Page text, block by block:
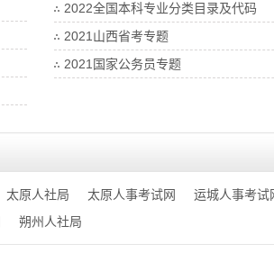
2022全国本科专业分类目录及代码
2021山西省考专题
2021国家公务员专题
太原人社局 太原人事考试网 运城人事考试
朔州人社局